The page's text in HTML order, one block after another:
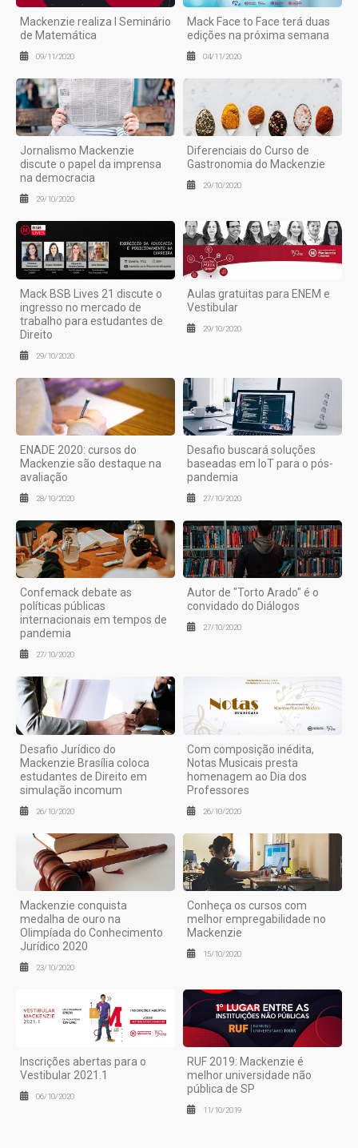
Mackenzie realiza I Seminário
de Matemática
09/11/2020
Mack Face to Face terá duas
edições na próxima semana
04/11/2020
Jornalismo Mackenzie
discute o papel da imprensa
na democracia
29/10/2020
Diferenciais do Curso de
Gastronomia do Mackenzie
29/10/2020
Mack BSB Lives 21 discute o
ingresso no mercado de
trabalho para estudantes de
Direito
29/10/2020
Aulas gratuitas para ENEM e
Vestibular
29/10/2020
ENADE 2020: cursos do
Mackenzie são destaque na
avaliação
28/10/2020
Desafio buscará soluções
baseadas em IoT para o pós-
pandemia
27/10/2020
Confemack debate as
políticas públicas
internacionais em tempos de
pandemia
27/10/2020
Autor de "Torto Arado" é o
convidado do Diálogos
27/10/2020
Desafio Jurídico do
Mackenzie Brasília coloca
estudantes de Direito em
simulação incomum
26/10/2020
Com composição inédita,
Notas Musicais presta
homenagem ao Dia dos
Professores
26/10/2020
Mackenzie conquista
medalha de ouro na
Olimpíada do Conhecimento
Jurídico 2020
23/10/2020
Conheça os cursos com
melhor empregabilidade no
Mackenzie
15/10/2020
Inscrições abertas para o
Vestibular 2021.1
06/10/2020
RUF 2019: Mackenzie é
melhor universidade não
pública de SP
11/10/2019